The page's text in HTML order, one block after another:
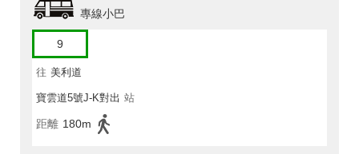
專線小巴
9
往 美利道
寶雲道5號J-K對出 站
距離 180m